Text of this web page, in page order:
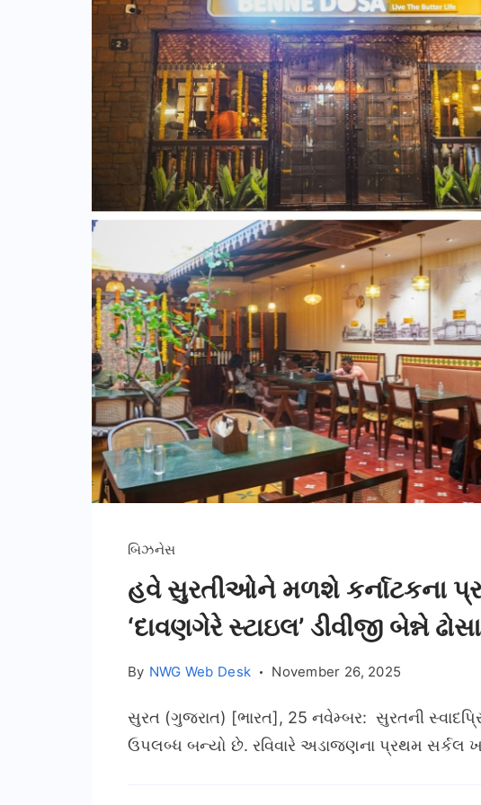
બિઝનેસ
હવે સુરતીઓને મળશે કર્નાટકના
‘દાવણગેરે સ્ટાઇલ’ ડીવીજી બેન્ને
By NWG Web Desk November 26, 2025
સુરત (ગુજરાત) [ભારત], 25 નવેમ્બર: સુરતની
ઉપલબ્ધ બન્યો છે. રવિવારે અડાજણના પ્રથમ સર્કલ